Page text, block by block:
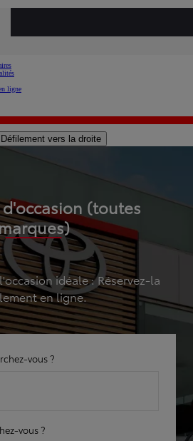
ligne
Défilement vers la droite
(toutes
idéale : Réservez-la
en ligne.
vous ?
vous ?